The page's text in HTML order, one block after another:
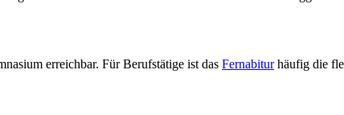
erreichbar. Für Berufstätige ist das Fernabiturhäufig die